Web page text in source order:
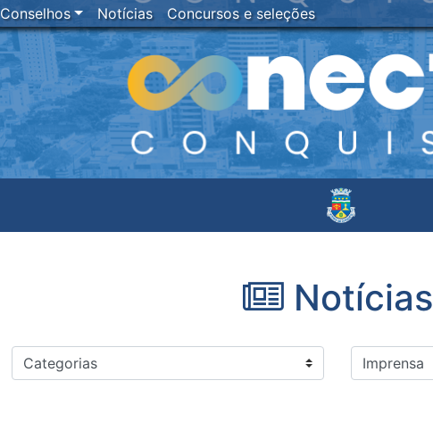
Conselhos Notícias Concursos e seleções
Notícias